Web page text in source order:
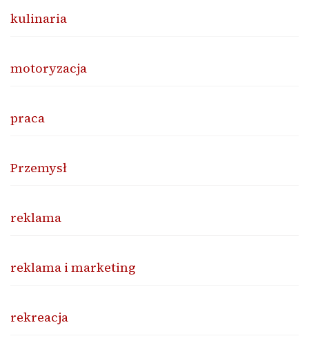
kulinaria
motoryzacja
praca
Przemysł
reklama
reklama i marketing
rekreacja